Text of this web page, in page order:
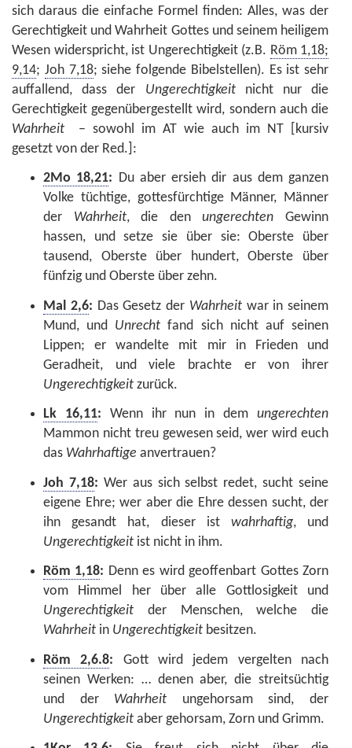
sich daraus die einfache Formel finden: Alles, was der
Gerechtigkeit und Wahrheit Gottes und seinem heiligem
Wesen widerspricht, ist Ungerechtigkeit (z.B. Röm 1,18;
9,14; Joh 7,18; siehe folgende Bibelstellen). Es ist sehr
auffallend, dass der Ungerechtigkeitnicht nur die
Gerechtigkeit gegenübergestellt wird, sondern auch die
Wahrheit – sowohl im AT wie auch im NT [kursiv
gesetzt von der Red.]:
2Mo 18,21: Du aber ersieh dir aus dem ganzen
Volke tüchtige, gottesfürchtige Männer, Männer
der Wahrheit, die denungerechten Gewinn
hassen, und setze sie über sie: Oberste über
tausend, Oberste über hundert, Oberste über
fünfzig und Oberste über zehn.
Mal 2,6: Das Gesetz der Wahrheitwar in seinem
Mund, und Unrecht fand sich nicht auf seinen
Lippen; er wandelte mit mir in Frieden und
Geradheit, und viele brachte er von ihrer
Ungerechtigkeit zurück.
Lk 16,11: Wenn ihr nun in demungerechten
Mammon nicht treu gewesen seid, wer wird euch
das Wahrhaftige anvertrauen?
Joh 7,18: Wer aus sich selbst redet, sucht seine
eigene Ehre; wer aber die Ehre dessen sucht, der
ihn gesandt hat, dieser ist wahrhaftig, und
Ungerechtigkeit ist nicht in ihm.
Röm 1,18: Denn es wird geoffenbart Gottes Zorn
vom Himmel her über alle Gottlosigkeit und
Ungerechtigkeit der Menschen, welche die
Wahrheit in Ungerechtigkeit besitzen.
Röm 2,6.8: Gott wird jedem vergelten nach
seinen Werken: … denen aber, die streitsüchtig
und der Wahrheit ungehorsam sind, der
Ungerechtigkeit aber gehorsam, Zorn und Grimm.